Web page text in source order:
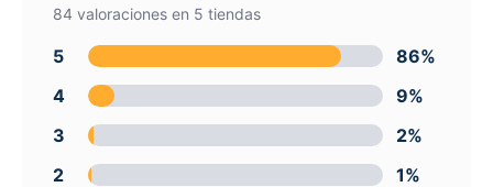
84 valoraciones en 5 tiendas
5
86%
4
9%
3
2%
2
1%